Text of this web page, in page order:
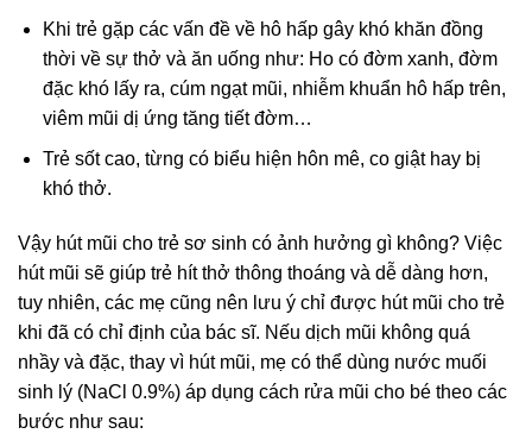
Khi trẻ gặp các vấn đề về hô hấp gây khó khăn đồng
thời về sự thở và ăn uống như: Ho có đờm xanh, đờm
đặc khó lấy ra, cúm ngạt mũi, nhiễm khuẩn hô hấp trên,
viêm mũi dị ứng tăng tiết đờm…
Trẻ sốt cao, từng có biểu hiện hôn mê, co giật hay bị
khó thở.
Vậy hút mũi cho trẻ sơ sinh có ảnh hưởng gì không? Việc
hút mũi sẽ giúp trẻ hít thở thông thoáng và dễ dàng hơn,
tuy nhiên, các mẹ cũng nên lưu ý chỉ được hút mũi cho trẻ
khi đã có chỉ định của bác sĩ. Nếu dịch mũi không quá
nhầy và đặc, thay vì hút mũi, mẹ có thể dùng nước muối
sinh lý (NaCl 0.9%) áp dụng cách rửa mũi cho bé theo các
bước như sau: